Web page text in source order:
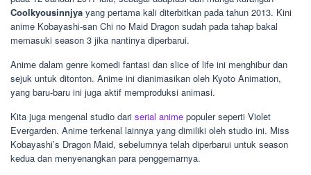
Coolkyousinnjya yang pertama kali diterbitkan pada tahun 2013. Kini
anime Kobayashi-san Chi no Maid Dragon sudah pada tahap bakal
memasuki season 3 jika nantinya diperbarui.
Anime dalam genre komedi fantasi dan slice of life ini menghibur dan
sejuk untuk ditonton. Anime ini dianimasikan oleh Kyoto Animation,
yang baru-baru ini juga aktif memproduksi animasi.
Kita juga mengenal studio dari serial anime populer seperti Violet
Evergarden. Anime terkenal lainnya yang dimiliki oleh studio ini. Miss
Kobayashi’s Dragon Maid, sebelumnya telah diperbarui untuk season
kedua dan menyenangkan para penggemarnya.